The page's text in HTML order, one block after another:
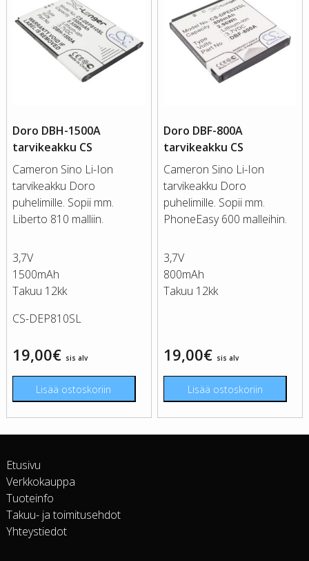
Doro DBH-1500A
tarvikeakku CS
Cameron Sino Li-Ion
tarvikeakku Doro
puhelimille. Sopii mm.
Liberto 810 malliin.
3,7V
1500mAh
Takuu 12kk
CS-DEP810SL
19,00€ sis alv
Lisää ostoskoriin
Doro DBF-800A
tarvikeakku CS
Cameron Sino Li-Ion
tarvikeakku Doro
puhelimille. Sopii mm.
PhoneEasy 600 malleihin.
3,7V
800mAh
Takuu 12kk
19,00€ sis alv
Lisää ostoskoriin
Etusivu
Verkkokauppa
Tuoteinfo
Takuu- ja toimitusehdot
Yhteystiedot